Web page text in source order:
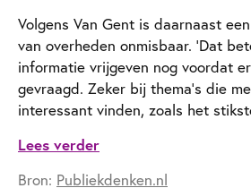
Volgens Van Gent is daarnaast
van overheden onmisbaar. ‘Dat
informatie vrijgeven nog voordat
gevraagd. Zeker bij thema’s die
interessant vinden, zoals het
Lees verder
Bron: Publiekdenken.nl